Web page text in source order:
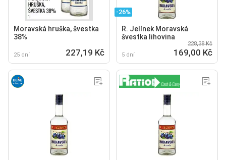
Moravská hruška, švestka
38%
25 dní 227,19 Kč
-26%
R. Jelínek Moravská
švestka lihovina
5 dní
228,38 Kč
169,00 Kč